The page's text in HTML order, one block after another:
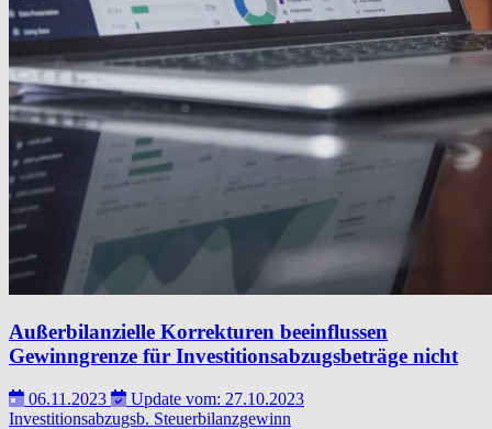
Außerbilanzielle Korrekturen beeinflussen
Gewinngrenze für Investitionsabzugsbeträge nicht
06.11.2023
Update vom: 27.10.2023
Investitionsabzugsb. Steuerbilanzgewinn